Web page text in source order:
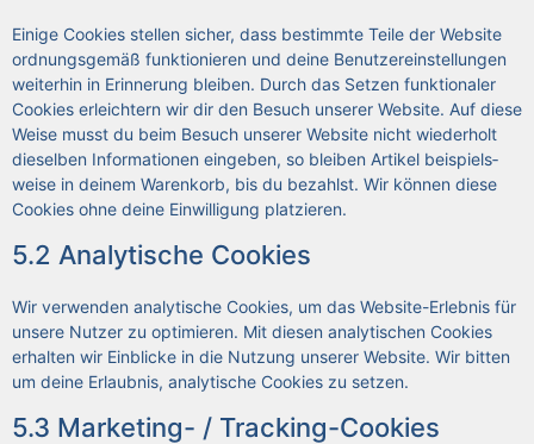
Eini­ge Coo­kies stel­len sicher, dass bestimm­te Tei­le der Web­site
ord­nungs­ge­mäß funk­tio­nie­ren und dei­ne Benut­zer­ein­stel­lun­gen
wei­ter­hin in Erin­ne­rung blei­ben. Durch das Set­zen funk­tio­na­ler
Coo­kies erleich­tern wir dir den Besuch unse­rer Web­site. Auf die­se
Wei­se musst du beim Besuch unse­rer Web­site nicht wie­der­holt
die­sel­ben Infor­ma­tio­nen ein­ge­ben, so blei­ben Arti­kel bei­spiels­
wei­se in dei­nem Waren­korb, bis du bezahlst. Wir kön­nen die­se
Coo­kies ohne dei­ne Ein­wil­li­gung plat­zie­ren.
5.2 Ana­ly­ti­sche Coo­kies
Wir ver­wen­den ana­ly­ti­sche Coo­kies, um das Web­site-Erleb­nis für
unse­re Nut­zer zu opti­mie­ren. Mit die­sen ana­ly­ti­schen Coo­kies
erhal­ten wir Ein­bli­cke in die Nut­zung unse­rer Web­site. Wir bit­ten
um dei­ne Erlaub­nis, ana­ly­ti­sche Coo­kies zu set­zen.
5.3 Mar­ke­ting- / Track­ing-Coo­kies